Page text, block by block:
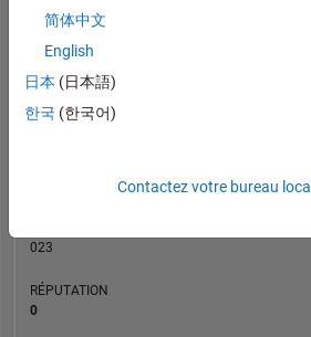
0
023
RÉPUTATION
0
简体中文
English
日本 (日本語)
한국 (한국어)
Contactez votre bureau local